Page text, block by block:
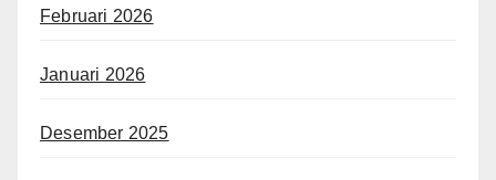
Februari 2026
Januari 2026
Desember 2025